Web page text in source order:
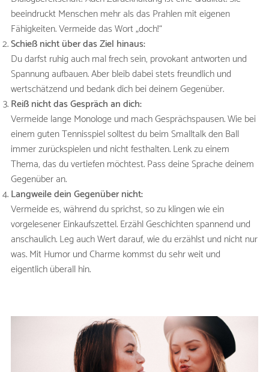
beeindruckt Menschen mehr als das Prahlen mit eigenen
Fähigkeiten. Vermeide das Wort „doch!“
Schieß nicht über das Ziel hinaus:
Du darfst ruhig auch mal frech sein, provokant antworten und
Spannung aufbauen. Aber bleib dabei stets freundlich und
wertschätzend und bedank dich bei deinem Gegenüber.
Reiß nicht das Gespräch an dich:
Vermeide lange Monologe und mach Gesprächspausen. Wie bei
einem guten Tennisspiel solltest du beim Smalltalk den Ball
immer zurückspielen und nicht festhalten. Lenk zu einem
Thema, das du vertiefen möchtest. Pass deine Sprache deinem
Gegenüber an.
Langweile dein Gegenüber nicht:
Vermeide es, während du sprichst, so zu klingen wie ein
vorgelesener Einkaufszettel. Erzähl Geschichten spannend und
anschaulich. Leg auch Wert darauf, wie du erzählst und nicht nur
was. Mit Humor und Charme kommst du sehr weit und
eigentlich überall hin.